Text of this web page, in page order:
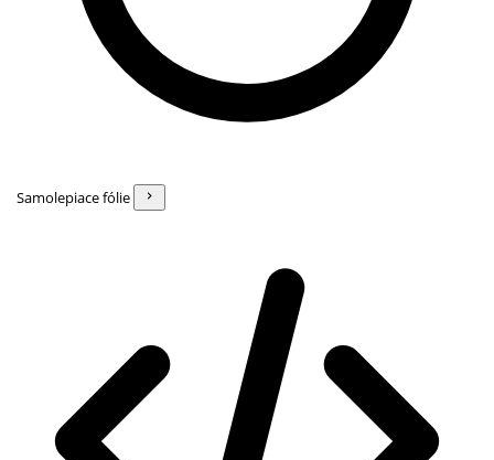
Samolepiace fólie